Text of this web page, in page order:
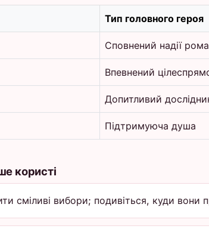
Тип головного героя
Сповнений надії
Впевнений
Допитливий
Підтримуюча душа
користі
сміливі вибори; подивіться, куди вони